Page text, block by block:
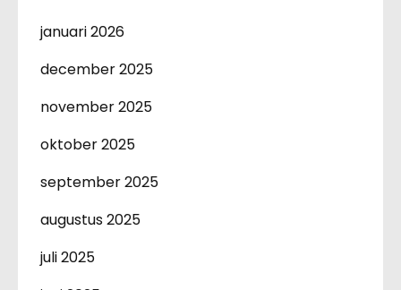
januari 2026
december 2025
november 2025
oktober 2025
september 2025
augustus 2025
juli 2025